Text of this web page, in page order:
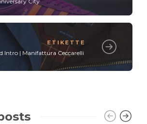
ETIKETTE
Intro | Manifattura Ceccarelli